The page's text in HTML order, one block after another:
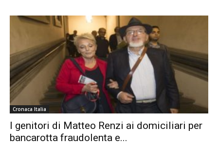
Cronaca Italia
I genitori di Matteo Renzi ai domiciliari per
bancarotta fraudolenta e...